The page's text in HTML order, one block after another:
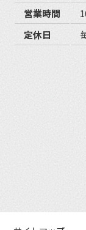
営業時間
定休日